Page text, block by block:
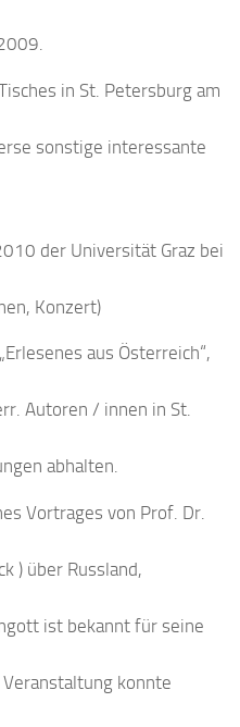
in St. Petersburg am
sonstige interessante
der Universität Graz bei
Konzert)
aus Österreich“,
Autoren / innen in St.
abhalten.
Vortrages von Prof. Dr.
) über Russland,
ist bekannt für seine
konnte